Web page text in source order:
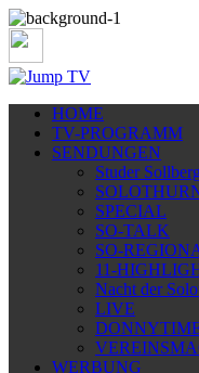
HOME
TV-PROGRAMM
SENDUNGEN
Studer
SPECIAL
SO-TALK
SO-
11-
Nacht der
LIVE
WERBUNG